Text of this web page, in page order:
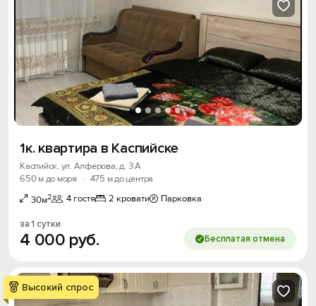
1к. квартира в Каспийске
Каспийск, ул. Алферова, д. 3 А
650 м до моря
· 475 м до центра
30м2 4 гостя 2 кровати Парковка
за 1 сутки
4 000 руб. Бесплатая отмена
Высокий спрос